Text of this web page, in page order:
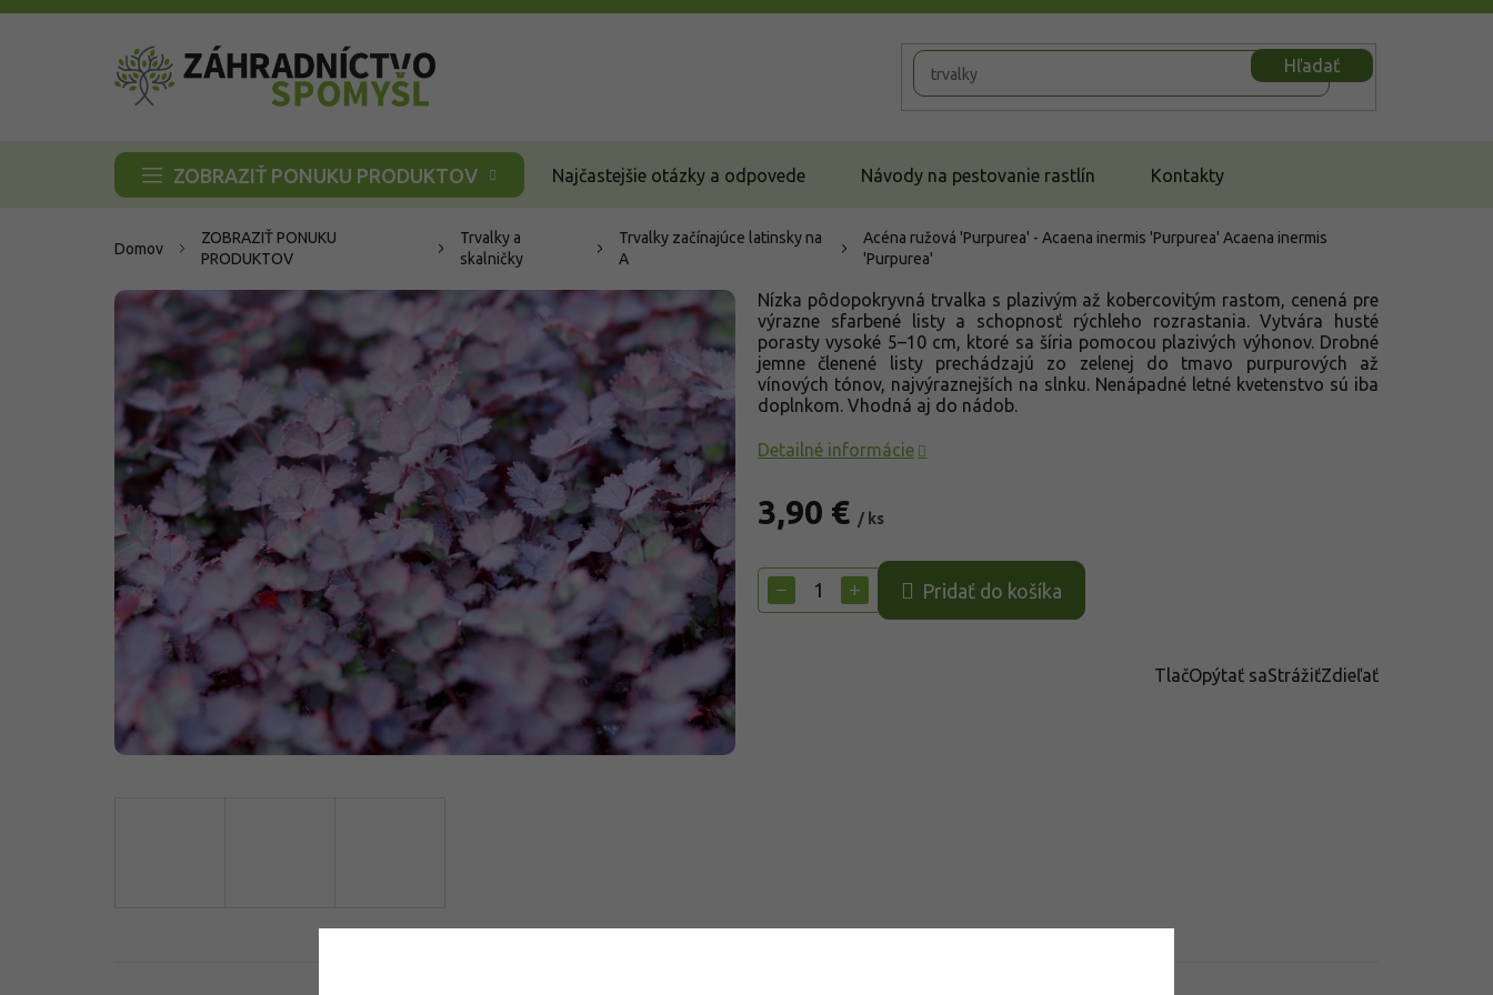
Prejsť
Hľadať
ZOBRAZIŤ PONUKU PRODUKTOV Najčastejšie otázky a odpovede Návody na pestovanie rastlín Kontakty
Domov
ZOBRAZIŤ PONUKU
PRODUKTOV
Trvalky a
skalničky
Trvalky začínajúce latinsky na
A
Acéna ružová 'Purpurea' - Acaena inermis 'Purpurea' Acaena inermis
'Purpurea'
3,90 € / ks
cena:
+
− Pridať do košíka
Nízka pôdopokryvná trvalka s plazivým až kobercovitým rastom, cenená pre
výrazne sfarbené listy a schopnosť rýchleho rozrastania. Vytvára husté
porasty vysoké 5–10 cm, ktoré sa šíria pomocou plazivých výhonov. Drobné
jemne členené listy prechádzajú zo zelenej do tmavo purpurových až
vínových tónov, najvýraznejších na slnku. Nenápadné letné kvetenstvo sú iba
doplnkom. Vhodná aj do nádob.
Detailné informácie
TlačOpýtať saStrážiťZdieľať